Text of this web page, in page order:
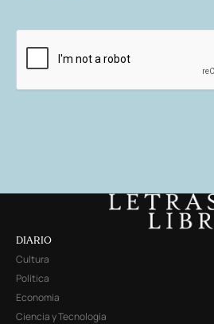
DIARIO
Cultura
Política
Economía
Ciencia y Tecnología